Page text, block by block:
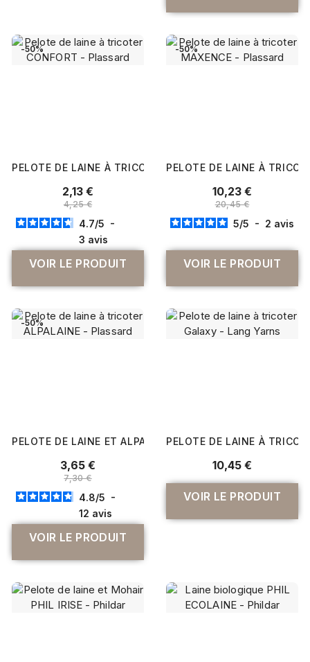
-50%
PELOTE DE LAINE À TRICOTER CONFORT - PLASSARD
2,13 €
4,25 €
4.7/5 -
3 avis
VOIR LE PRODUIT
-50%
PELOTE DE LAINE À
10,23 €
20,45 €
5/5 - 2 avis
VOIR LE PRODUIT
-50%
PELOTE DE LAINE ET ALPAGA À TRICOTER ALPALAINE -
3,65 €
7,30 €
4.8/5 -
12 avis
VOIR LE PRODUIT
PELOTE DE LAINE À
10,45 €
VOIR LE PRODUIT